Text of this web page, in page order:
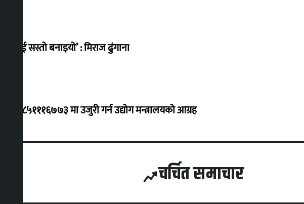
सस्तो बनाइयो’ : मिराज ढुंगाना
भए ९८५१११६७७३ मा उजुरी गर्न उद्योग मन्त्रालयको आग्रह
चर्चित समाचार